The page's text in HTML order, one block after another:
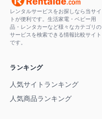
レンタルサービスをお探しなら当サイ
トが便利です。生活家電・ベビー用
品・レンタカーなど様々なカテゴリの
サービスを検索できる情報比較サイト
です。
ランキング
人気サイトランキング
人気商品ランキング